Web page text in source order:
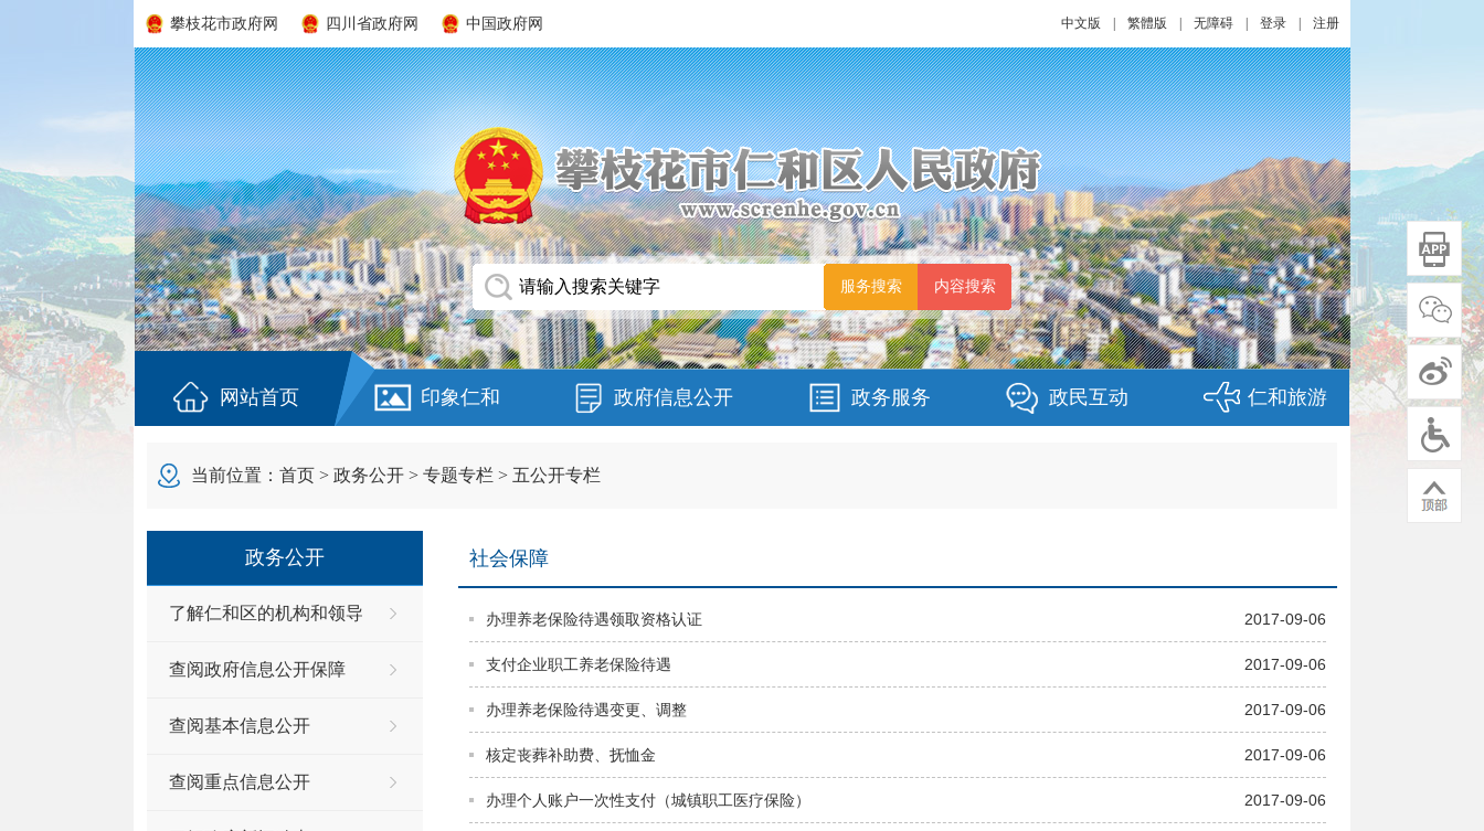
攀枝花市政府网 四川省政府网 中国政府网 中文版 繁體版 无障碍 登录 注册
网站首页 印象仁和 政府信息公开 政务服务 政民互动 仁和旅游
当前位置： 首页 > 政务公开 > 专题专栏 > 五公开专栏
政务公开
了解仁和区的机构和领导
查阅政府信息公开保障
查阅基本信息公开
查阅重点信息公开
社会保障
2017-09-06
办理养老保险待遇领取资格认证
2017-09-06
支付企业职工养老保险待遇
2017-09-06
办理养老保险待遇变更、调整
2017-09-06
核定丧葬补助费、抚恤金
2017-09-06
办理个人账户一次性支付（城镇职工医疗保险）